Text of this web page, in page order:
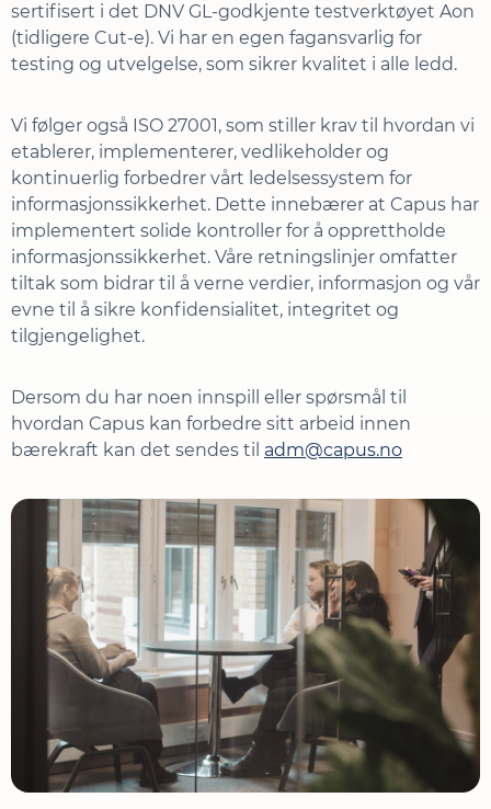
sertifisert i det DNV GL-godkjente testverktøyet Aon
(tidligere Cut-e). Vi har en egen fagansvarlig for
testing og utvelgelse, som sikrer kvalitet i alle ledd.
Vi følger også ISO 27001, som stiller krav til hvordan vi
etablerer, implementerer, vedlikeholder og
kontinuerlig forbedrer vårt ledelsessystem for
informasjonssikkerhet. Dette innebærer at Capus har
implementert solide kontroller for å opprettholde
informasjonssikkerhet. Våre retningslinjer omfatter
tiltak som bidrar til å verne verdier, informasjon og vår
evne til å sikre konfidensialitet, integritet og
tilgjengelighet.
Dersom du har noen innspill eller spørsmål til
hvordan Capus kan forbedre sitt arbeid innen
bærekraft kan det sendes til adm@capus.no